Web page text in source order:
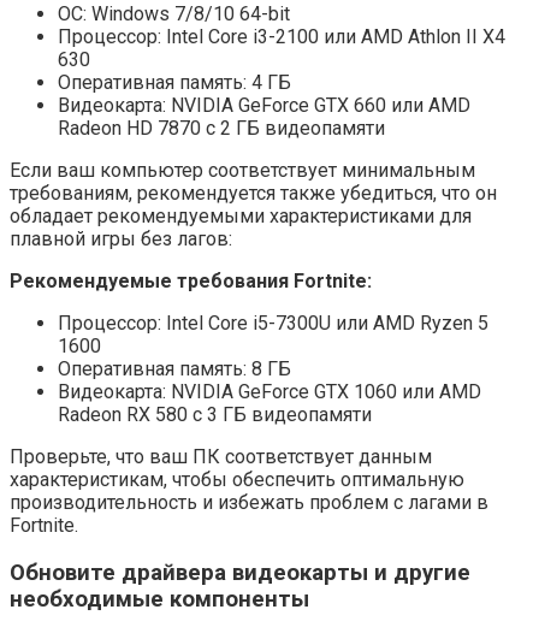
ОС: Windows 7/8/10 64-bit
Процессор: Intel Core i3-2100 или AMD Athlon II X4
630
Оперативная память: 4 ГБ
Видеокарта: NVIDIA GeForce GTX 660 или AMD
Radeon HD 7870 с 2 ГБ видеопамяти
Если ваш компьютер соответствует минимальным
требованиям, рекомендуется также убедиться, что он
обладает рекомендуемыми характеристиками для
плавной игры без лагов:
Рекомендуемые требования Fortnite:
Процессор: Intel Core i5-7300U или AMD Ryzen 5
1600
Оперативная память: 8 ГБ
Видеокарта: NVIDIA GeForce GTX 1060 или AMD
Radeon RX 580 с 3 ГБ видеопамяти
Проверьте, что ваш ПК соответствует данным
характеристикам, чтобы обеспечить оптимальную
производительность и избежать проблем с лагами в
Fortnite.
Обновите драйвера видеокарты и другие
необходимые компоненты